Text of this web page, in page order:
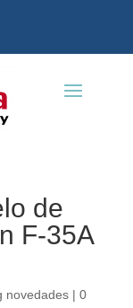
de
F-35A
novedades| 0